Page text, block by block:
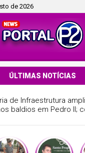
de 2026
ÚLTIMAS NOTÍCIAS
de Infraestrutura
baldios em Pedro II;